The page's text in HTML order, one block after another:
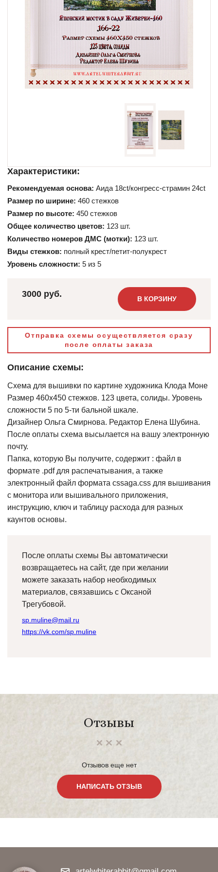
Характеристики:
Рекомендуемая основа: Аида 18ct/конгресс-страмин 24ct
Размер по ширине: 460 стежков
Размер по высоте: 450 стежков
Общее количество цветов: 123 шт.
Количество номеров ДМС (мотки): 123 шт.
Виды стежков: полный крест/петит-полукрест
Уровень сложности: 5 из 5
3000 руб. В КОРЗИНУ
Отправка схемы осуществляется сразу
после оплаты заказа
Описание схемы:
Схема для вышивки по картине художника Клода Моне
Размер 460х450 стежков. 123 цвета, солиды. Уровень
сложности 5 по 5-ти бальной шкале.
Дизайнер Ольга Смирнова. Редактор Елена Шубина.
После оплаты схема высылается на вашу электронную
почту.
Папка, которую Вы получите, содержит : файл в
формате .pdf для распечатывания, а также
электронный файл формата cssaga.css для вышивания
с монитора или вышивального приложения,
инструкцию, ключ и таблицу расхода для разных
каунтов основы.
После оплаты схемы Вы автоматически
возвращаетесь на сайт, где при желании
можете заказать набор необходимых
материалов, связавшись с Оксаной
Трегубовой.
sp.muline@mail.ru
https://vk.com/sp.muline
Отзывы
Отзывов еще нет
НАПИСАТЬ ОТЗЫВ